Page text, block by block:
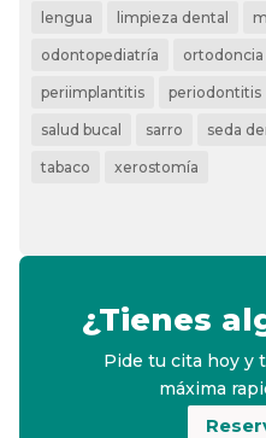
lengua limpieza dental
odontopediatría ortodoncia
periimplantitis periodontitis
salud bucal sarro seda
tabaco xerostomía
¿Tienes
Pide tu cita hoy y
máxima